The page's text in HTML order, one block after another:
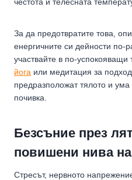
За да предотвратите това,
енергичните си дейности по-
участвайте в по-успокояващи
йога или медитация за
предразположат тялото и
почивка.
Безсъние през
повишени нива на
Стресът, нервното